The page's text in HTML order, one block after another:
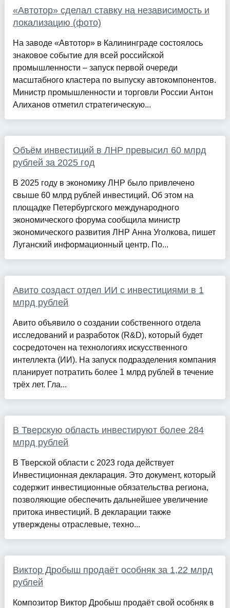
«Автотор» сделал ставку на независимость и
локализацию (фото)
На заводе «Автотор» в Калининграде состоялось
знаковое событие для всей российской
промышленности – запуск первой очереди
масштабного кластера по выпуску автокомпонентов.
Министр промышленности и торговли России Антон
Алиханов отметил стратегическую...
Объём инвестиций в ЛНР превысил 60 млрд
рублей за 2025 год
В 2025 году в экономику ЛНР было привлечено
свыше 60 млрд рублей инвестиций. Об этом на
площадке Петербургского международного
экономического форума сообщила министр
экономического развития ЛНР Анна Уголкова, пишет
Луганский информационный центр. По...
Авито создаст отдел ИИ с инвестициями в 1
млрд рублей
Авито объявило о создании собственного отдела
исследований и разработок (R&D), который будет
сосредоточен на технологиях искусственного
интеллекта (ИИ). На запуск подразделения компания
планирует потратить более 1 млрд рублей в течение
трёх лет. Гла...
В Тверскую область инвестируют более 284
млрд рублей
В Тверской области с 2023 года действует
Инвестиционная декларация. Это документ, который
содержит инвестиционные обязательства региона,
позволяющие обеспечить дальнейшее увеличение
притока инвестиций. В декларации также
утверждены отраслевые, техно...
Виктор Дробыш продаёт особняк за 1,22 млрд
рублей
Композитор Виктор Дробыш продаёт свой особняк в